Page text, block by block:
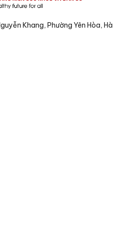
Khang, Phường Yên Hòa, Hà